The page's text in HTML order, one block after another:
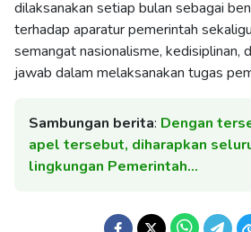
dilaksanakan setiap bulan sebagai
terhadap aparatur pemerintah
semangat nasionalisme, kedisiplinan,
jawab dalam melaksanakan tugas
Sambungan berita: Dengan
apel tersebut, diharapkan
lingkungan Pemerintah…